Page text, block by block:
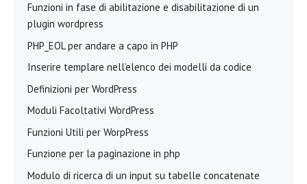
Funzioni in fase di abilitazione e disabilitazione di un
plugin wordpress
PHP_EOL per andare a capo in PHP
Inserire templare nell’elenco dei modelli da codice
Definizioni per WordPress
Moduli Facoltativi WordPress
Funzioni Utili per WorpPress
Funzione per la paginazione in php
Modulo di ricerca di un input su tabelle concatenate